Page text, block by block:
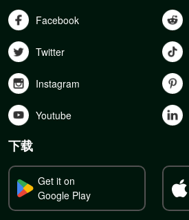
Facebook
Twitter
Instagram
Youtube
下载
Get it on
Google Play